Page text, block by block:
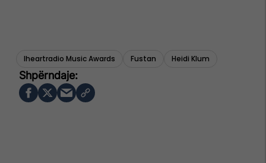
Iheartradio Music Awards Fustan Heidi Klum